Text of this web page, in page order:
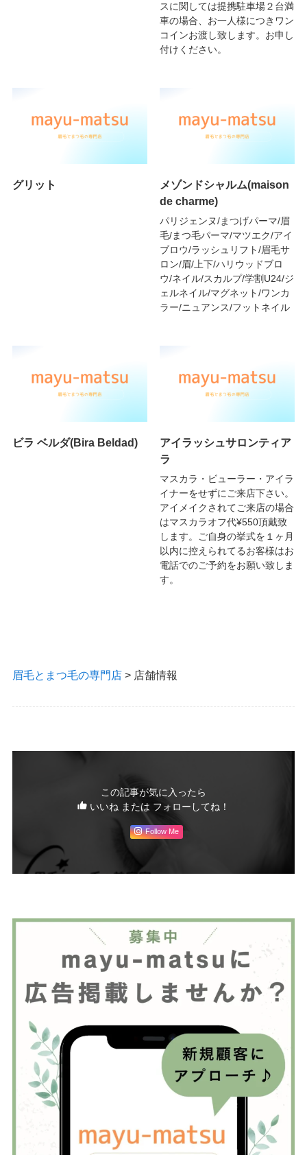
スに関しては提携駐車場２台満
車の場合、お一人様につきワン
コインお渡し致します。お申し
付けください。
グリット
メゾンドシャルム(maison
de charme)
パリジェンヌ/まつげパーマ/眉
毛/まつ毛パーマ/マツエク/アイ
ブロウ/ラッシュリフト/眉毛サ
ロン/眉/上下/ハリウッドブロ
ウ/ネイル/スカルプ/学割U24/ジ
ェルネイル/マグネット/ワンカ
ラー/ニュアンス/フットネイル
ビラ ベルダ(Bira Beldad)
アイラッシュサロンティア
ラ
マスカラ・ビューラー・アイラ
イナーをせずにご来店下さい。
アイメイクされてご来店の場合
はマスカラオフ代¥550頂戴致
します。ご自身の挙式を１ヶ月
以内に控えられてるお客様はお
電話でのご予約をお願い致しま
す。
眉毛とまつ毛の専門店> 店舗情報
この記事が気に入ったら
いいね または フォローしてね！
Follow Me